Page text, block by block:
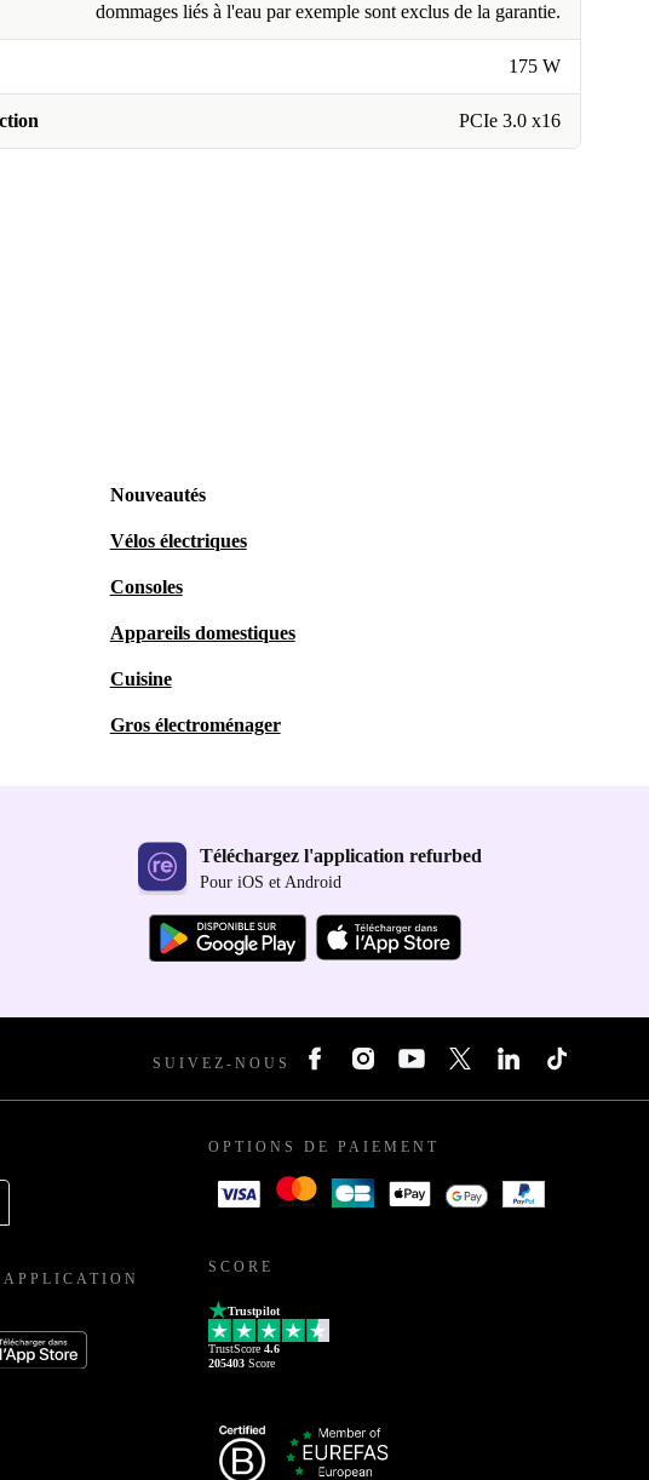
dommages liés à l'eau par exemple sont exclus de la garantie.
175 W
PCIe 3.0 x16
Nouveautés
Vélos électriques
Consoles
Appareils domestiques
Cuisine
Gros électroménager
Téléchargez l'application refurbed
Pour iOS et Android
SUIVEZ-NOUS
OPTIONS DE PAIEMENT
SCORE
Trustpilot
TrustScore 4.6
205403 Score